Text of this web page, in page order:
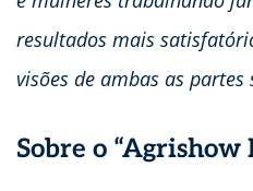
resultados mais
visões de ambas as
Sobre o “Agrishow